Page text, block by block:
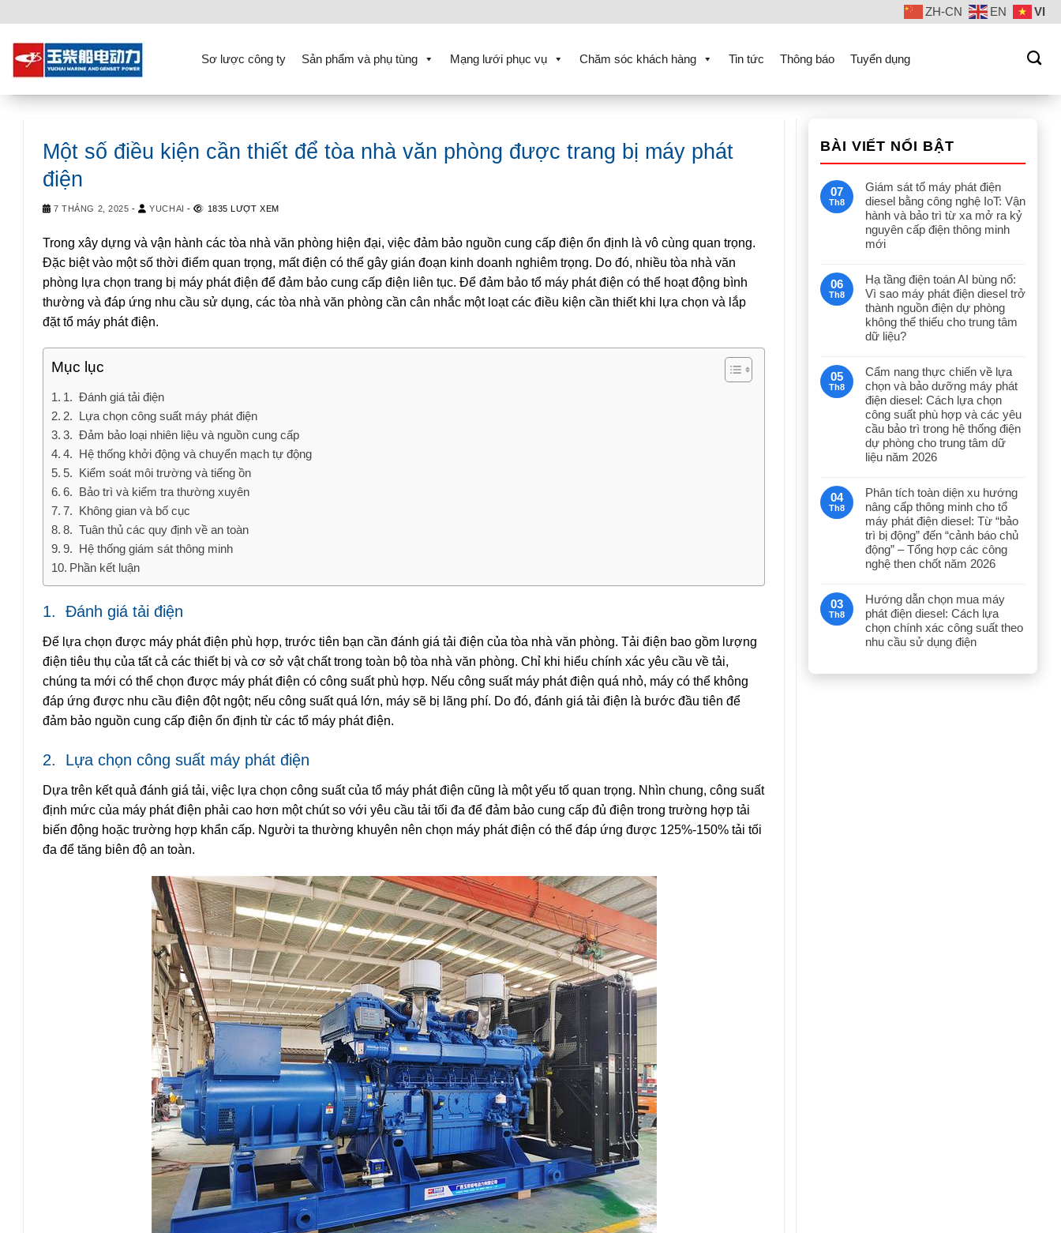
content
ZH-CN EN VI
Sơ lược công ty Sản phẩm và phụ tùng Mạng lưới phục vụ Chăm sóc khách hàng Tin tức Thông báo Tuyển dụng
Một số điều kiện cần thiết để tòa nhà văn phòng được trang bị máy phát
điện
7 THÁNG 2, 2025 - YUCHAI - 1835 LƯỢT XEM
Trong xây dựng và vận hành các tòa nhà văn phòng hiện đại, việc đảm bảo nguồn cung cấp điện ổn định là vô cùng quan trọng.
Đặc biệt vào một số thời điểm quan trọng, mất điện có thể gây gián đoạn kinh doanh nghiêm trọng. Do đó, nhiều tòa nhà văn
phòng lựa chọn trang bị máy phát điện để đảm bảo cung cấp điện liên tục. Để đảm bảo tổ máy phát điện có thể hoạt động bình
thường và đáp ứng nhu cầu sử dụng, các tòa nhà văn phòng cần cân nhắc một loạt các điều kiện cần thiết khi lựa chọn và lắp
đặt tổ máy phát điện.
Mục lục
1. Đánh giá tải điện
2. Lựa chọn công suất máy phát điện
3. Đảm bảo loại nhiên liệu và nguồn cung cấp
4. Hệ thống khởi động và chuyển mạch tự động
5. Kiểm soát môi trường và tiếng ồn
6. Bảo trì và kiểm tra thường xuyên
7. Không gian và bố cục
8. Tuân thủ các quy định về an toàn
9. Hệ thống giám sát thông minh
Phần kết luận
1. Đánh giá tải điện
Để lựa chọn được máy phát điện phù hợp, trước tiên bạn cần đánh giá tải điện của tòa nhà văn phòng. Tải điện bao gồm lượng
điện tiêu thụ của tất cả các thiết bị và cơ sở vật chất trong toàn bộ tòa nhà văn phòng. Chỉ khi hiểu chính xác yêu cầu về tải,
chúng ta mới có thể chọn được máy phát điện có công suất phù hợp. Nếu công suất máy phát điện quá nhỏ, máy có thể không
đáp ứng được nhu cầu điện đột ngột; nếu công suất quá lớn, máy sẽ bị lãng phí. Do đó, đánh giá tải điện là bước đầu tiên để
đảm bảo nguồn cung cấp điện ổn định từ các tổ máy phát điện.
2. Lựa chọn công suất máy phát điện
Dựa trên kết quả đánh giá tải, việc lựa chọn công suất của tổ máy phát điện cũng là một yếu tố quan trọng. Nhìn chung, công suất
định mức của máy phát điện phải cao hơn một chút so với yêu cầu tải tối đa để đảm bảo cung cấp đủ điện trong trường hợp tải
biến động hoặc trường hợp khẩn cấp. Người ta thường khuyên nên chọn máy phát điện có thể đáp ứng được 125%-150% tải tối
đa để tăng biên độ an toàn.
BÀI VIẾT NỔI BẬT
07
Th8
Giám sát tổ máy phát điện
diesel bằng công nghệ IoT: Vận
hành và bảo trì từ xa mở ra kỷ
nguyên cấp điện thông minh
mới
06
Th8
Hạ tầng điện toán AI bùng nổ:
Vì sao máy phát điện diesel trở
thành nguồn điện dự phòng
không thể thiếu cho trung tâm
dữ liệu?
05
Th8
Cẩm nang thực chiến về lựa
chọn và bảo dưỡng máy phát
điện diesel: Cách lựa chọn
công suất phù hợp và các yêu
cầu bảo trì trong hệ thống điện
dự phòng cho trung tâm dữ
liệu năm 2026
04
Th8
Phân tích toàn diện xu hướng
nâng cấp thông minh cho tổ
máy phát điện diesel: Từ “bảo
trì bị động” đến “cảnh báo chủ
động” – Tổng hợp các công
nghệ then chốt năm 2026
03
Th8
Hướng dẫn chọn mua máy
phát điện diesel: Cách lựa
chọn chính xác công suất theo
nhu cầu sử dụng điện